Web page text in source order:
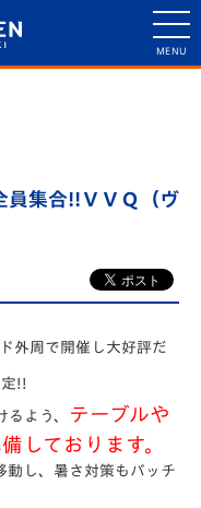
集合!!ＶＶＱ（ヴ
外周で開催し大好評だ
定!!
よう、
テーブルや
しております。
動し、暑さ対策もバッチ